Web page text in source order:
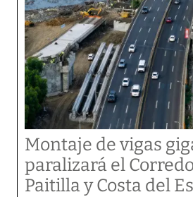
Montaje de vigas
paralizará el
Paitilla y Costa del